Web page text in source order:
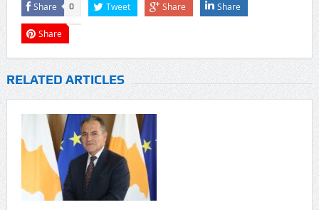
Share 0 Tweet Share Share
Share
RELATED ARTICLES